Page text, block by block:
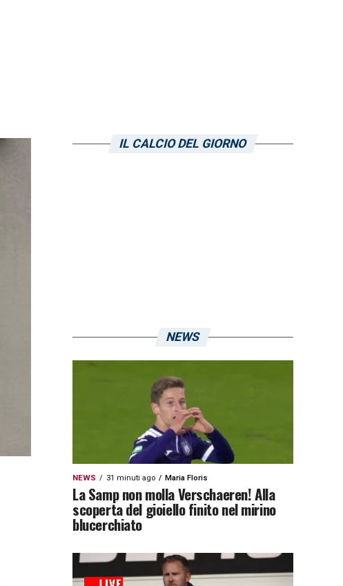
IL CALCIO DEL GIORNO
NEWS
NEWS 31 minuti ago Maria Floris
La Samp non molla Verschaeren! Alla
scoperta del gioiello finito nel mirino
blucerchiato